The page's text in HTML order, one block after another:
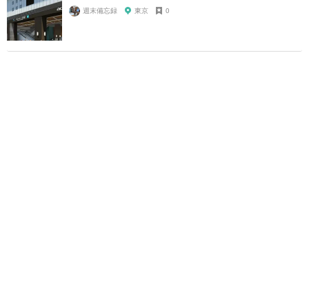
週末備忘録 東京 0